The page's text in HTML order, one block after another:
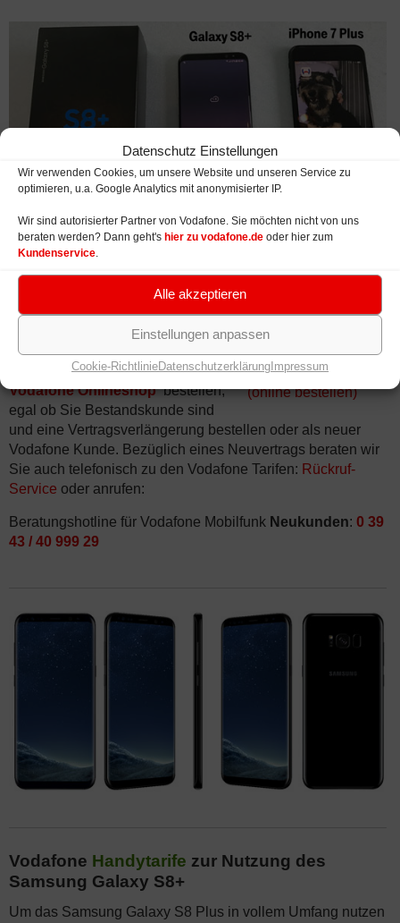
Datenschutz Einstellungen
Wir verwenden Cookies, um unsere Website und unseren Service zu
optimieren, u.a. Google Analytics mit anonymisierter IP.
Wir sind autorisierter Partner von Vodafone. Sie möchten nicht von uns
beraten werden? Dann geht's hier zu vodafone.de oder hier zum
Kundenservice
Alle akzeptieren
Einstellungen anpassen
Cookie-RichtlinieDatenschutzerklärungImpressum
Samsung Galaxy S8+ mit
Vodafone Handyvertrag
Sie können dasSamsung Galaxy
mit Vertrag günstig im
Vodafone Onlineshopbestellen,
egal ob Sie Bestandskunde sind
und eine Vertragsverlängerung bestellen oder als neuer
Vodafone Kunde. Bezüglich eines Neuvertrags beraten wir
Sie auch telefonisch zu den Vodafone Tarifen: Rückruf-
Service oder anrufen:
Beratungshotline für Vodafone Mobilfunk Neukunden: 0 39
43 / 40 999 29
Vodafone Handytarife zur Nutzung des
Samsung Galaxy S8+
Um das Samsung Galaxy S8 Plus in vollem Umfang nutzen